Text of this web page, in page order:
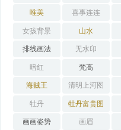
画
唯美 喜事连连
女孩背景 山水
排线画法 无水印
暗红 梵高
海贼王 清明上河图
牡丹 牡丹富贵图
画画姿势 画眉